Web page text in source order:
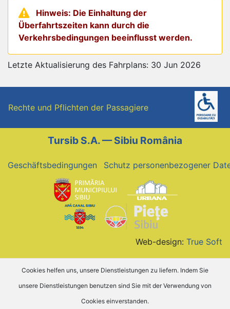
Hinweis: Die Einhaltung der
Überfahrtszeiten kann durch die
Verkehrsbedingungen beeinflusst werden.
Letzte Aktualisierung des Fahrplans: 30 Jun 2026
Rechte und Pflichten der Passagiere
Tursib S.A. — Sibiu România
Geschäftsbedingungen Schutz personenbezogener
Web-design: True Soft
Cookies helfen uns, unsere Dienstleistungen zu liefern. Indem Sie
unsere Dienstleistungen benutzen sind Sie mit der Verwendung von
Cookies einverstanden.